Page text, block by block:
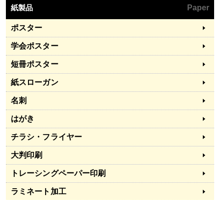
紙製品 Paper
ポスター
学会ポスター
短冊ポスター
紙スローガン
名刺
はがき
チラシ・フライヤー
大判印刷
トレーシングペーパー印刷
ラミネート加工